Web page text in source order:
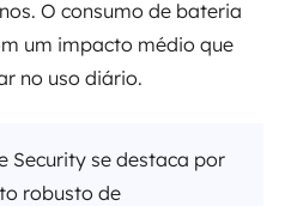
O consumo de bateria
um impacto médio que
no uso diário.
Security se destaca por
robusto de